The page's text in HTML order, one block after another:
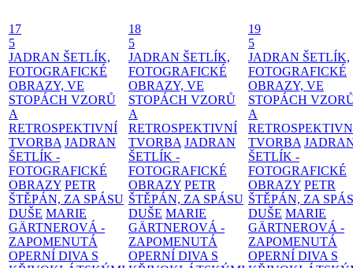
17
5
JADRAN ŠETLÍK,
FOTOGRAFICKÉ
OBRAZY, VE
STOPÁCH VZORŮ
A
RETROSPEKTIVNÍ
TVORBA JADRAN
ŠETLÍK -
FOTOGRAFICKÉ
OBRAZY PETR
ŠTĚPÁN, ZA SPÁSU
DUŠE MARIE
GÄRTNEROVÁ -
ZAPOMENUTÁ
OPERNÍ DIVA S
18
5
JADRAN ŠETLÍK,
FOTOGRAFICKÉ
OBRAZY, VE
STOPÁCH VZORŮ
A
RETROSPEKTIVNÍ
TVORBA JADRAN
ŠETLÍK -
FOTOGRAFICKÉ
OBRAZY PETR
ŠTĚPÁN, ZA SPÁSU
DUŠE MARIE
GÄRTNEROVÁ -
ZAPOMENUTÁ
OPERNÍ DIVA S
19
5
JADRAN ŠETLÍK,
FOTOGRAFICKÉ
OBRAZY, VE
STOPÁCH
A
TVORBA
ŠETLÍK -
FOTOGRAFICKÉ
OBRAZY PETR
ŠTĚPÁN, ZA
DUŠE MARIE
GÄRTNEROVÁ -
ZAPOMENUTÁ
OPERNÍ DIVA S